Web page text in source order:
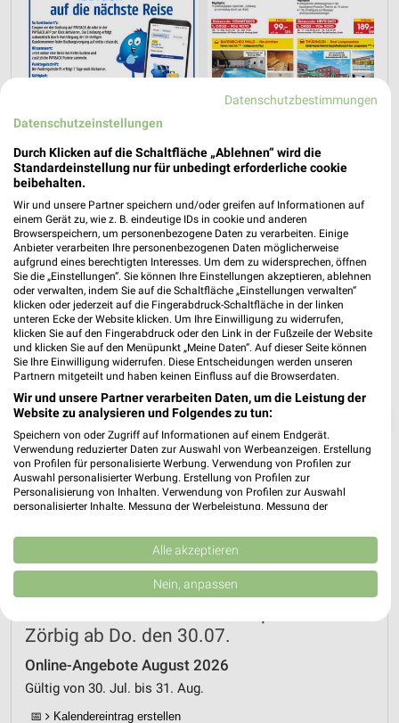
Jetzt alle "Urlaub & Reisen" Themen entdecken!
Zörbig ab Do. den 30.07.
Online-Angebote August 2026
Gültig von 30. Jul. bis 31. Aug.
📅 Kalendereintrag erstellen
Datenschutzbestimmungen
Datenschutzeinstellungen
Durch Klicken auf die Schaltfläche „Ablehnen“ wird die
Standardeinstellung nur für unbedingt erforderliche cookie
beibehalten.
Wir und unsere Partner speichern und/oder greifen auf Informationen auf
einem Gerät zu, wie z. B. eindeutige IDs in cookie und anderen
Browserspeichern, um personenbezogene Daten zu verarbeiten. Einige
Anbieter verarbeiten Ihre personenbezogenen Daten möglicherweise
aufgrund eines berechtigten Interesses. Um dem zu widersprechen, öffnen
Sie die „Einstellungen“. Sie können Ihre Einstellungen akzeptieren, ablehnen
oder verwalten, indem Sie auf die Schaltfläche „Einstellungen verwalten“
klicken oder jederzeit auf die Fingerabdruck-Schaltfläche in der linken
unteren Ecke der Website klicken. Um Ihre Einwilligung zu widerrufen,
klicken Sie auf den Fingerabdruck oder den Link in der Fußzeile der Website
und klicken Sie auf den Menüpunkt „Meine Daten“. Auf dieser Seite können
Sie Ihre Einwilligung widerrufen. Diese Entscheidungen werden unseren
Partnern mitgeteilt und haben keinen Einfluss auf die Browserdaten.
Wir und unsere Partner verarbeiten Daten, um die Leistung der
Website zu analysieren und Folgendes zu tun:
Speichern von oder Zugriff auf Informationen auf einem Endgerät.
Verwendung reduzierter Daten zur Auswahl von Werbeanzeigen. Erstellung
von Profilen für personalisierte Werbung. Verwendung von Profilen zur
Auswahl personalisierter Werbung. Erstellung von Profilen zur
Personalisierung von Inhalten. Verwendung von Profilen zur Auswahl
personalisierter Inhalte. Messung der Werbeleistung. Messung der
Kombinationen von Daten aus verschiedenen Quellen. Entwicklung und
Verbesserung der Angebote. Verwendung reduzierter Daten zur Auswahl
von Inhalten.
Daten können außerhalb der Europäischen Union weitergegeben und in die
Website/App.
Partnerliste anzeigen (1 IAB-Anbieter)
Wir nutzen Ihre Daten für folgende Zwecke:
IAB-Verarbeitungszwecke:
Alle akzeptieren
Nein, anpassen